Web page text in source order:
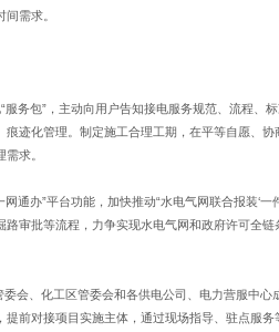
需求。
务包”，主动向用户告知接电服务规范、流程、
迹化管理。制定施工合理工期，在平等自愿、
求。
通办”平台功能，加快推动“水电气网联合报装‘一
审批等流程，力争实现水电气网和政府许可全
会、化工区管委会和各供电公司、电力营服中心
前对接项目实施主体，通过现场指导、驻点服